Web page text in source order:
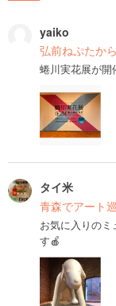
yaiko
弘前ねぷたか
蜷川実花展が開
タイ米
青森でアート
お気に入りの
す🍎